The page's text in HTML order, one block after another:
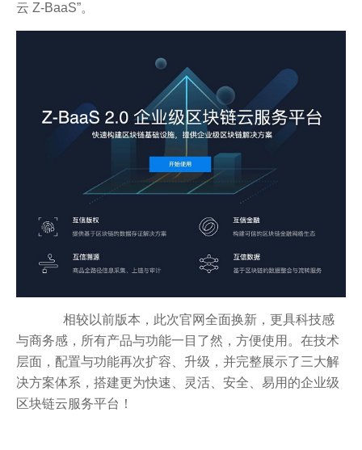
云 Z-BaaS”。
相较以前版本，此次官网全面换新，更具科技感
与商务感，所有产品与功能一目了然，方便使用。在技术
层面，配置与功能再次扩容、升级，并完整展示了三大解
决方案体系，搭建更为快速、灵活、安全、易用的企业级
区块链云服务平台！